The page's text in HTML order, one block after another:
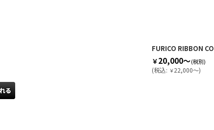
FURICO RIBBON
￥20,000～(税別)
(税込: ￥22,000～)